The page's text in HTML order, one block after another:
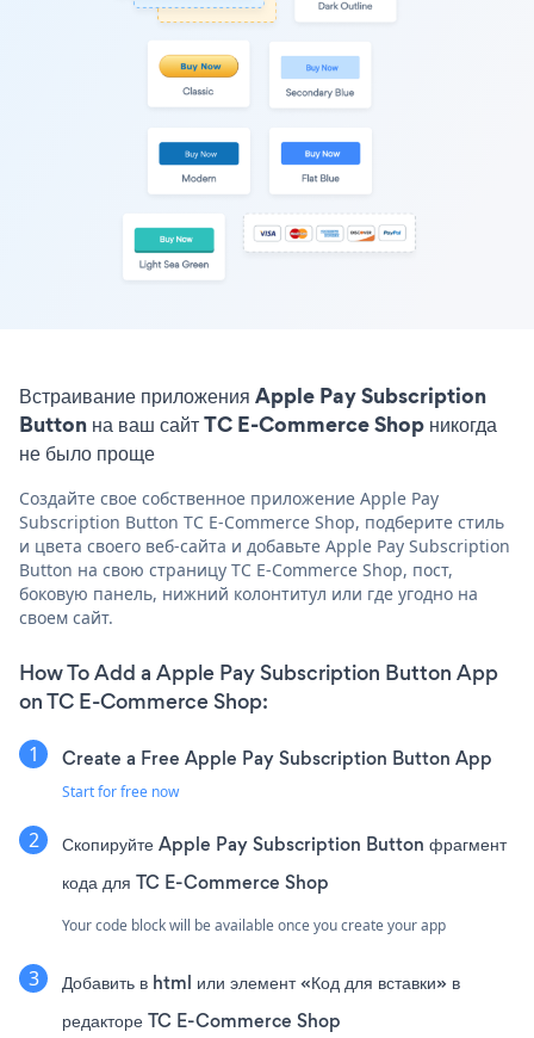
Встраивание приложения Apple Pay Subscription
Button на ваш сайт TC E-Commerce Shop никогда
не было проще
Создайте свое собственное приложение Apple Pay
Subscription Button TC E-Commerce Shop, подберите стиль
и цвета своего веб-сайта и добавьте Apple Pay Subscription
Button на свою страницу TC E-Commerce Shop, пост,
боковую панель, нижний колонтитул или где угодно на
своем сайт.
How To Add a Apple Pay Subscription Button App
on TC E-Commerce Shop:
Create a Free Apple Pay Subscription Button App
Start for free now
Скопируйте Apple Pay Subscription Button фрагмент
кода для TC E-Commerce Shop
Your code block will be available once you create your app
Добавить в html или элемент «Код для вставки» в
редакторе TC E-Commerce Shop